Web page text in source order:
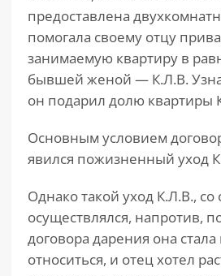
предоставлена
помогала своему отцу
занимаемую квартиру в
бывшей женой — К.Л.В.
он подарил долю квартиры
Основным условием
явился пожизненный уход
Однако такой уход К.Л.В., со
осуществлялся, напротив,
договора дарения она
относиться, и отец хотел